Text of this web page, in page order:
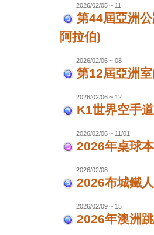
2026/02/05 ~ 11
第44屆亞洲
阿拉伯)
2026/02/06 ~ 08
第12屆亞洲
2026/02/06 ~ 12
K1世界空手
2026/02/06 ~ 11/01
2026年桌球
2026/02/08
2026布城鐵
2026/02/09 ~ 15
2026年澳洲